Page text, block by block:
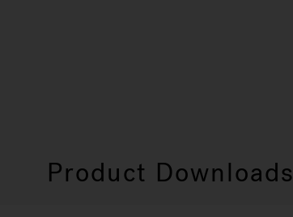
Product Downloads